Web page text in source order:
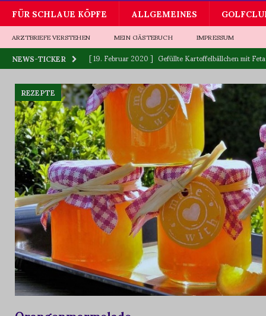
FÜR SCHLAUE KÖPFE ALLGEMEINES
ARZTBRIEFE VERSTEHEN MEIN GÄSTEBUCH IMPRESSUM
NEWS-TICKER [ 19. Februar 2020 ] Gefüllte Kartoffelbällchen mit
[ 11. September 2019 ] Vitamin „C“, wer ist Sieger:
[ 2. Juni 2023 ] Killerpflanzen BOTANIK
REZEPTE